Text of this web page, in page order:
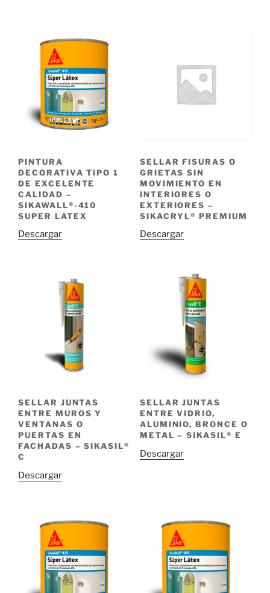
PINTURA
DECORATIVA TIPO 1
DE EXCELENTE
CALIDAD –
SIKAWALL®-410
SUPER LATEX
Descargar
SELLAR FISURAS O
GRIETAS SIN
MOVIMIENTO EN
INTERIORES O
EXTERIORES –
SIKACRYL® PREMIUM
Descargar
SELLAR JUNTAS
ENTRE MUROS Y
VENTANAS O
PUERTAS EN
FACHADAS – SIKASIL®
C
Descargar
SELLAR JUNTAS
ENTRE VIDRIO,
ALUMINIO, BRONCE O
METAL – SIKASIL® E
Descargar